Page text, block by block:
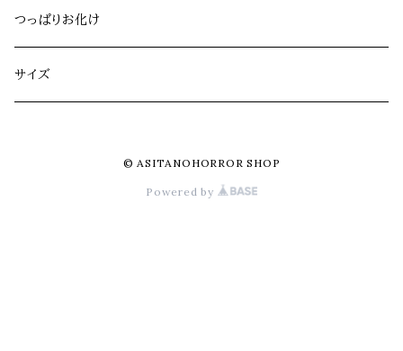
つっぱりお化け
サイズ
© ASITANOHORROR SHOP
Powered by